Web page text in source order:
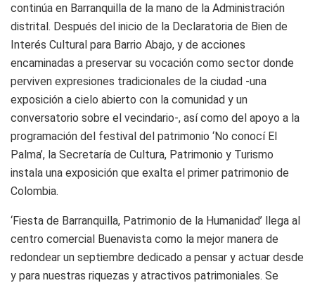
continúa en Barranquilla de la mano de la Administración
distrital. Después del inicio de la Declaratoria de Bien de
Interés Cultural para Barrio Abajo, y de acciones
encaminadas a preservar su vocación como sector donde
perviven expresiones tradicionales de la ciudad -una
exposición a cielo abierto con la comunidad y un
conversatorio sobre el vecindario-, así como del apoyo a la
programación del festival del patrimonio ‘No conocí El
Palma’, la Secretaría de Cultura, Patrimonio y Turismo
instala una exposición que exalta el primer patrimonio de
Colombia.
‘Fiesta de Barranquilla, Patrimonio de la Humanidad’ llega al
centro comercial Buenavista como la mejor manera de
redondear un septiembre dedicado a pensar y actuar desde
y para nuestras riquezas y atractivos patrimoniales. Se